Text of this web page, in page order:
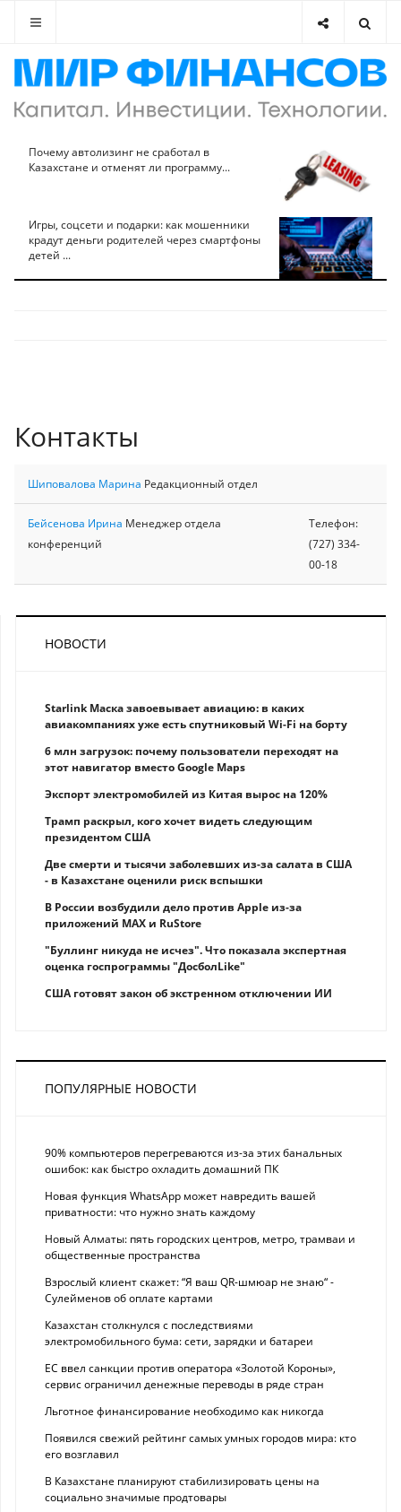
Почему автолизинг не сработал в
Казахстане и отменят ли программу...
Игры, соцсети и подарки: как мошенники
крадут деньги родителей через смартфоны
детей ...
Контакты
Шиповалова Марина Редакционный отдел
Бейсенова Ирина Менеджер отдела
конференций
Телефон:
(727) 334-
00-18
НОВОСТИ
Starlink Маска завоевывает авиацию: в каких
авиакомпаниях уже есть спутниковый Wi-Fi на борту
6 млн загрузок: почему пользователи переходят на
этот навигатор вместо Google Maps
Экспорт электромобилей из Китая вырос на 120%
Трамп раскрыл, кого хочет видеть следующим
президентом США
Две смерти и тысячи заболевших из-за салата в США
- в Казахстане оценили риск вспышки
В России возбудили дело против Apple из-за
приложений MAX и RuStore
"Буллинг никуда не исчез". Что показала экспертная
оценка госпрограммы "ДосболLike"
США готовят закон об экстренном отключении ИИ
ПОПУЛЯРНЫЕ НОВОСТИ
90% компьютеров перегреваются из-за этих банальных
ошибок: как быстро охладить домашний ПК
Новая функция WhatsApp может навредить вашей
приватности: что нужно знать каждому
Новый Алматы: пять городских центров, метро, трамваи и
общественные пространства
Взрослый клиент скажет: “Я ваш QR-шмюар не знаю“ -
Сулейменов об оплате картами
Казахстан столкнулся с последствиями
электромобильного бума: сети, зарядки и батареи
ЕС ввел санкции против оператора «Золотой Короны»,
сервис ограничил денежные переводы в ряде стран
Льготное финансирование необходимо как никогда
Появился свежий рейтинг самых умных городов мира: кто
его возглавил
В Казахстане планируют стабилизировать цены на
социально значимые продтовары